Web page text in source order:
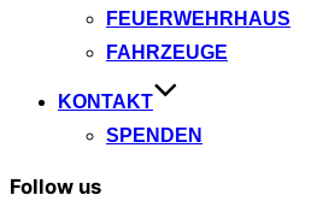
FEUERWEHRHAUS
FAHRZEUGE
KONTAKT
SPENDEN
Follow us